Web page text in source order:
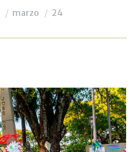
marzo 24